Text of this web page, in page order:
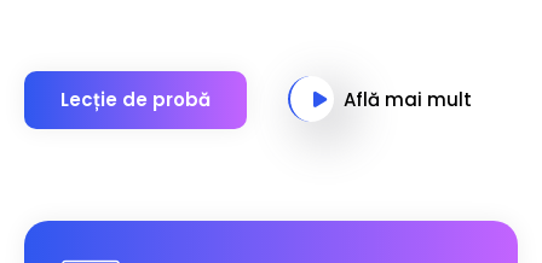
Lecție de probă Află mai mult